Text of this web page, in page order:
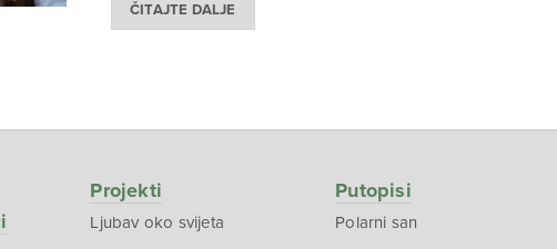
ČITAJTE DALJE
Projekti
Ljubav oko svijeta
Putopisi
Polarni san